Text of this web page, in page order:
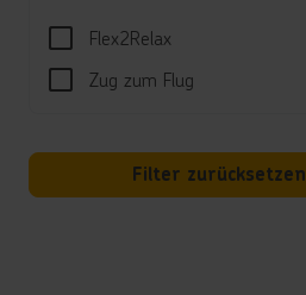
Flex2Relax
Zug zum Flug
Filter zurücksetzen